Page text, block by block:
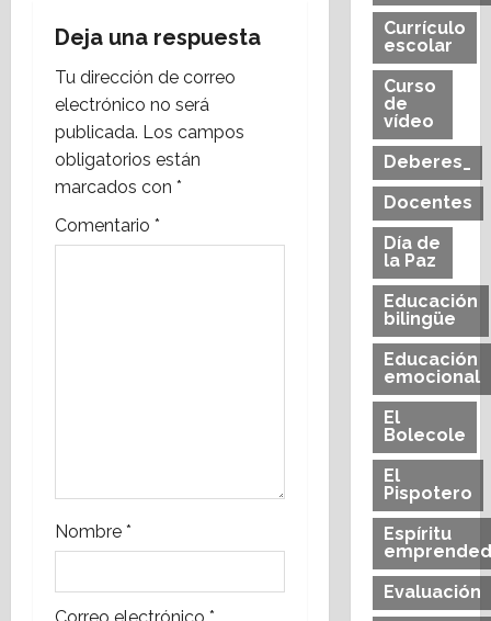
i
ó
n
d
e
d
a
s
Deja una respuesta
Tu dirección de correo
electrónico no será
publicada. Los campos
obligatorios están
marcados con *
Comentario *
Nombre *
Currículo
escolar
Curso
de
vídeo
Deberes_
Docentes
Día de
la Paz
Educación
bilingüe
Educación
emocional
El
Bolecole
El
Pispotero
Espíritu
Evaluación